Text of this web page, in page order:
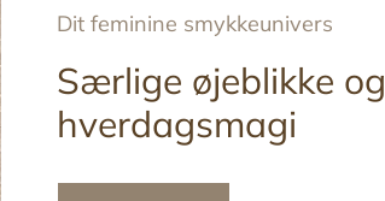
Dit feminine smykkeunivers
Særlige øjeblikke og
hverdagsmagi